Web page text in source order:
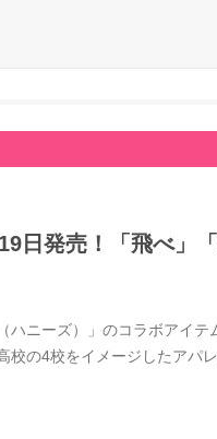
日発売！「飛べ」
ニーズ）」のコラボアイ
校の4校をイメージしたアパ